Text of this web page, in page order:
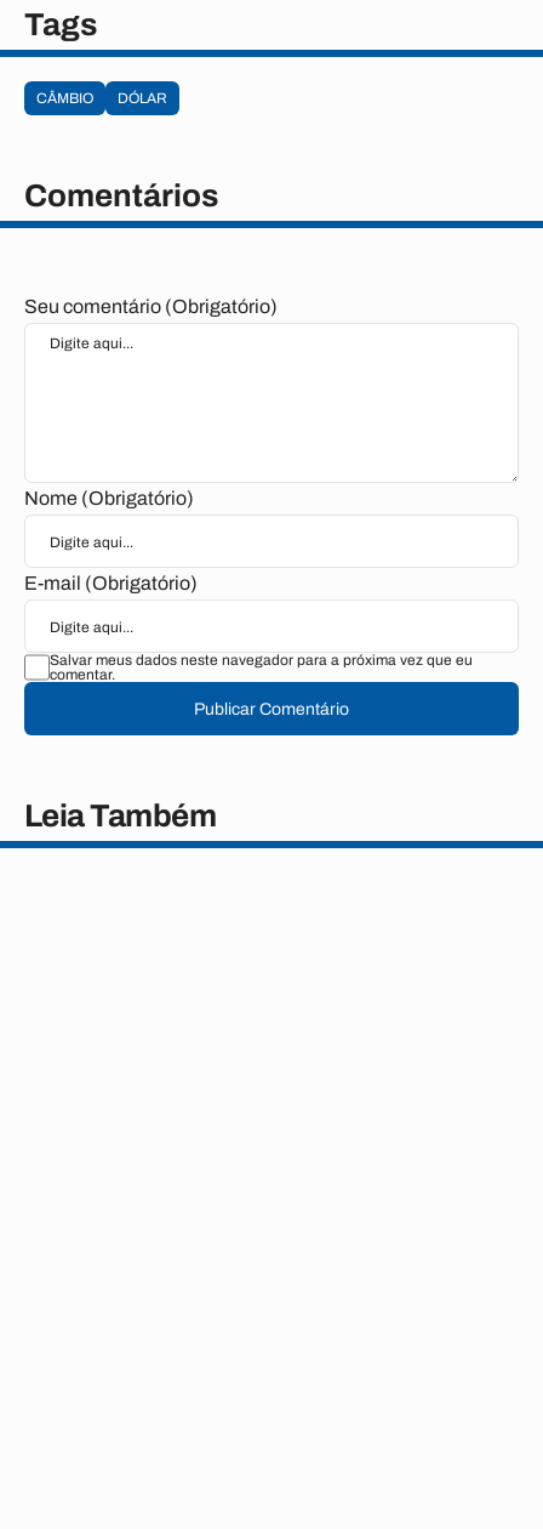
Tags
CÂMBIO DÓLAR
Comentários
Seu comentário (Obrigatório)
Nome (Obrigatório)
E-mail (Obrigatório)
Salvar meus dados neste navegador para a próxima vez que eu
comentar.
Publicar Comentário
Leia Também